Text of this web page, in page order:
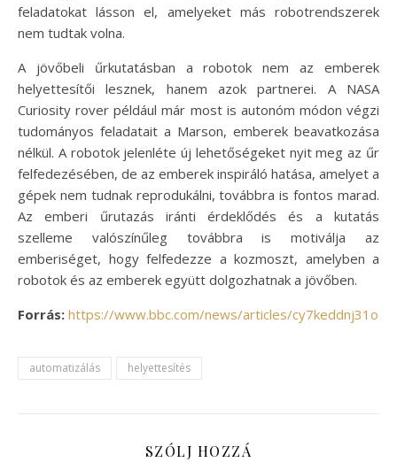
feladatokat lásson el, amelyeket más robotrendszerek
nem tudtak volna.
A jövőbeli űrkutatásban a robotok nem az emberek
helyettesítői lesznek, hanem azok partnerei. A NASA
Curiosity rover például már most is autonóm módon végzi
tudományos feladatait a Marson, emberek beavatkozása
nélkül. A robotok jelenléte új lehetőségeket nyit meg az űr
felfedezésében, de az emberek inspiráló hatása, amelyet a
gépek nem tudnak reprodukálni, továbbra is fontos marad.
Az emberi űrutazás iránti érdeklődés és a kutatás
szelleme valószínűleg továbbra is motiválja az
emberiséget, hogy felfedezze a kozmoszt, amelyben a
robotok és az emberek együtt dolgozhatnak a jövőben.
Forrás: https://www.bbc.com/news/articles/cy7keddnj31o
automatizálás helyettesítés
SZÓLJ HOZZÁ